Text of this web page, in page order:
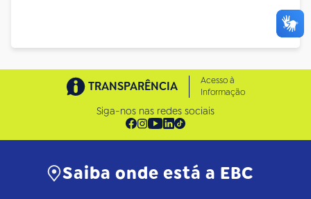
TRANSPARÊNCIA
Acesso à
Informação
Siga-nos nas redes sociais
Saiba onde está a EBC